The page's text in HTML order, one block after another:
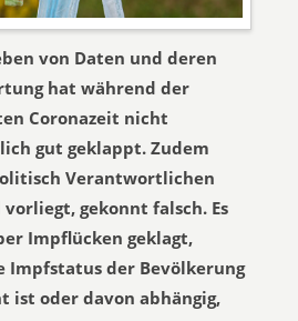
von Daten und deren
hat während der
Coronazeit nicht
gut geklappt. Zudem
Verantwortlichen
gekonnt falsch. Es
Impflücken geklagt,
Impfstatus der Bevölkerung
ist oder davon abhängig,